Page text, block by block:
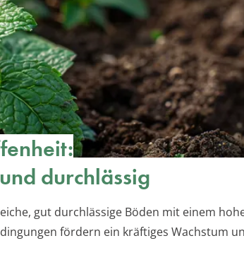
durchlässig
gut durchlässige Böden mit einem
fördern ein kräftiges Wachstum